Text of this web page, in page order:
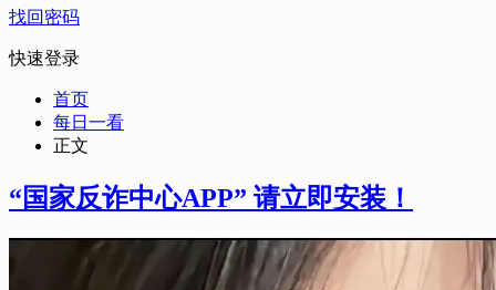
找回密码
快速登录
首页
每日一看
正文
“国家反诈中心APP” 请立即安装！